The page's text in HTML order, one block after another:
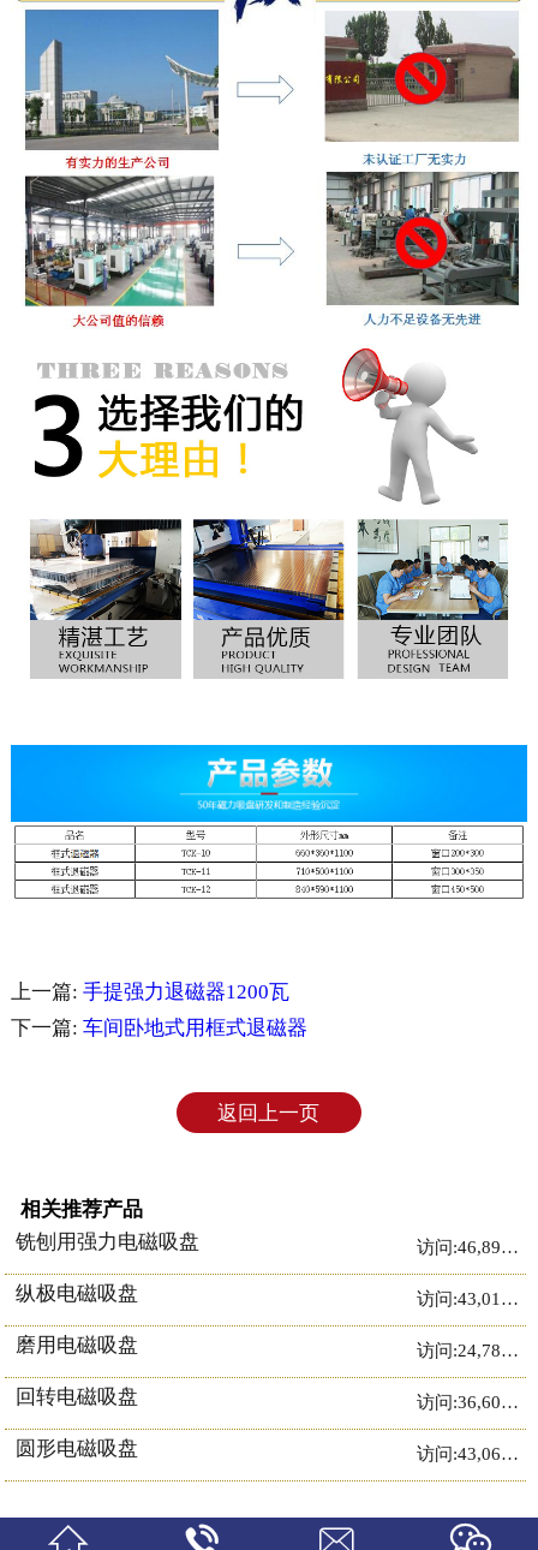
上一篇: 手提强力退磁器1200瓦
下一篇: 车间卧地式用框式退磁器
返回上一页
相关推荐产品
访问:46,897次
铣刨用强力电磁吸盘
访问:43,019次
纵极电磁吸盘
访问:24,783次
磨用电磁吸盘
访问:36,603次
回转电磁吸盘
访问:43,066次
圆形电磁吸盘
   